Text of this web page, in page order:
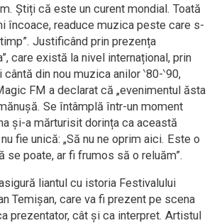
Știți că este un curent mondial. Toată
încoace, readuce muzica peste care s-
Justificând prin prezența
care există la nivel internațional, prin
din nou muzica anilor ‵80-‵90,
FM a declarat că „evenimentul ăsta
Se întâmplă într-un moment
și-a mărturisit dorința ca această
fie unică: „Să nu ne oprim aici. Este o
se poate, ar fi frumos să o reluăm”.
liantul cu istoria Festivalului
Temișan, care va fi prezent pe scena
prezentator, cât și ca interpret. Artistul